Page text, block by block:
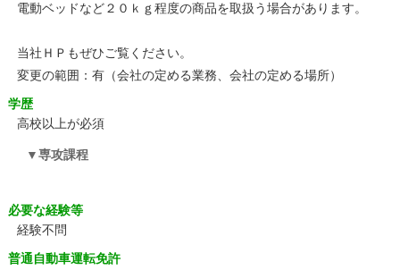
電動ベッドなど２０ｋｇ程度の商品を取扱う場合があります。
当社ＨＰもぜひご覧ください。
変更の範囲：有（会社の定める業務、会社の定める場所）
学歴
高校以上が必須
専攻課程
必要な経験等
経験不問
普通自動車運転免許